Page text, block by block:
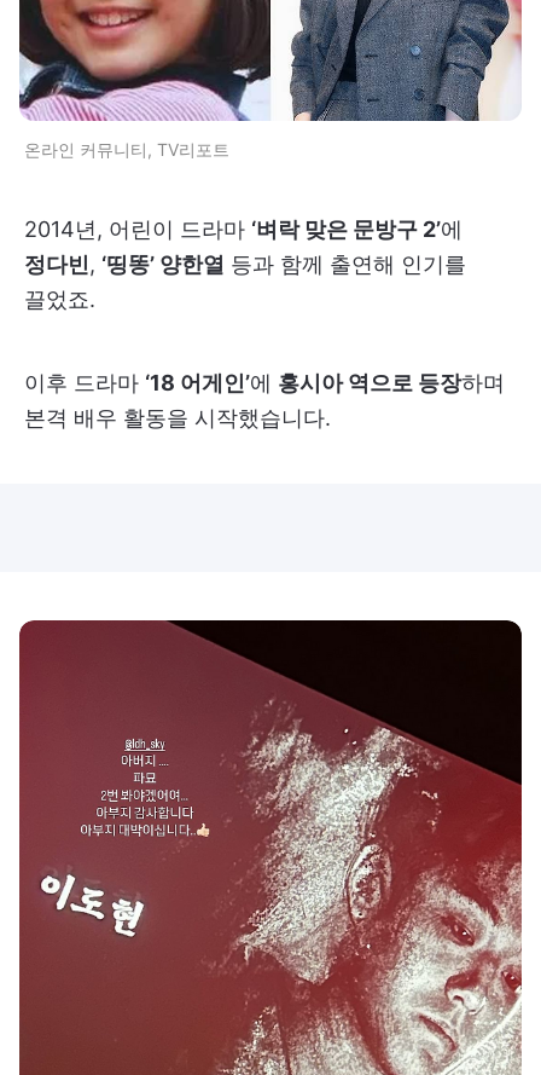
온라인 커뮤니티, TV리포트
2014년, 어린이 드라마 ‘벼락 맞은 문방구 2’에
정다빈, ‘띵똥’ 양한열 등과 함께 출연해 인기를
끌었죠.
이후 드라마 ‘18 어게인’에 홍시아 역으로 등장하며
본격 배우 활동을 시작했습니다.